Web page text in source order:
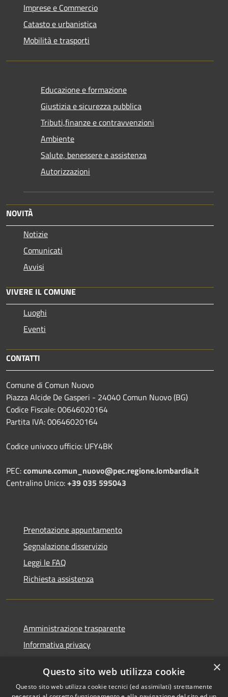
Imprese e Commercio
Catasto e urbanistica
Mobilità e trasporti
Educazione e formazione
Giustizia e sicurezza pubblica
Tributi,finanze e contravvenzioni
Ambiente
Salute, benessere e assistenza
Autorizzazioni
NOVITÀ
Notizie
Comunicati
Avvisi
VIVERE IL COMUNE
Luoghi
Eventi
CONTATTI
Comune di Comun Nuovo
Piazza Alcide De Gasperi - 24040 Comun Nuovo (BG)
Codice Fiscale: 00646020164
Partita IVA: 00646020164
Codice univoco ufficio: UFY4BK
PEC:comune.comun_nuovo@pec.regione.lombardia.it
Centralino Unico:+39 035 595043
Prenotazione appuntamento
Segnalazione disservizio
Leggi le FAQ
Richiesta assistenza
Amministrazione trasparente
Informativa privacy
Dichiarazione di accessibilità
×
Questo sito web utilizza cookie
Questo sito web utilizza cookie tecnici (ed assimilati) strettamente